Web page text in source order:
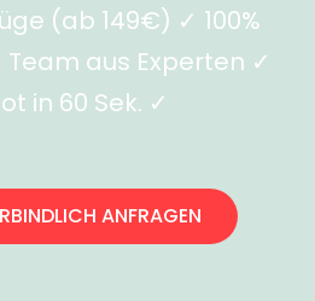
(ab 149€) ✓ 100%
aus Experten ✓
in 60 Sek. ✓
ANFRAGEN